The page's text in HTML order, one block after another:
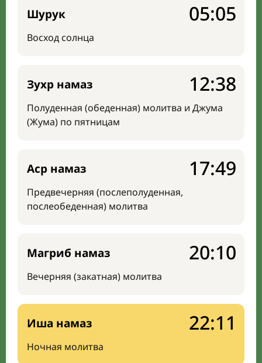
Шурук
Восход солнца
05:05
Зухр намаз
Полуденная (обеденная) молитва и Джума
(Жума) по пятницам
12:38
Аср намаз
Предвечерняя (послеполуденная,
послеобеденная) молитва
17:49
Магриб намаз
Вечерняя (закатная) молитва
20:10
Иша намаз
Ночная молитва
22:11